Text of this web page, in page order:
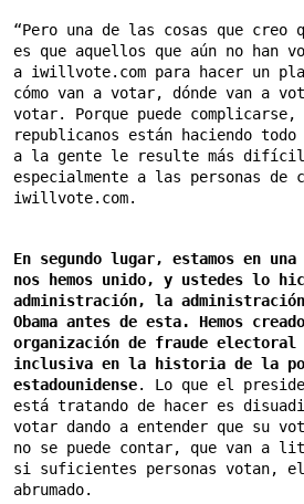
“Pero una de las cosas que creo
es que aquellos que aún no han
a iwillvote.com para hacer un
cómo van a votar, dónde van a
votar. Porque puede complicarse,
republicanos están haciendo
a la gente le resulte más
especialmente a las personas
iwillvote.com.
En segundo lugar, estamos en
nos hemos unido, y ustedes lo
administración, la
Obama antes de esta. Hemos
organización de fraude electoral
inclusiva en la historia de la
estadounidense. Lo que el
está tratando de hacer es
votar dando a entender que su
no se puede contar, que van a
si suficientes personas votan,
abrumado.